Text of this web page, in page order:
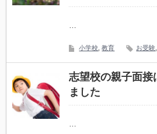
…
小学校 ,教育 お受験
志望校の親子面接
ました
…